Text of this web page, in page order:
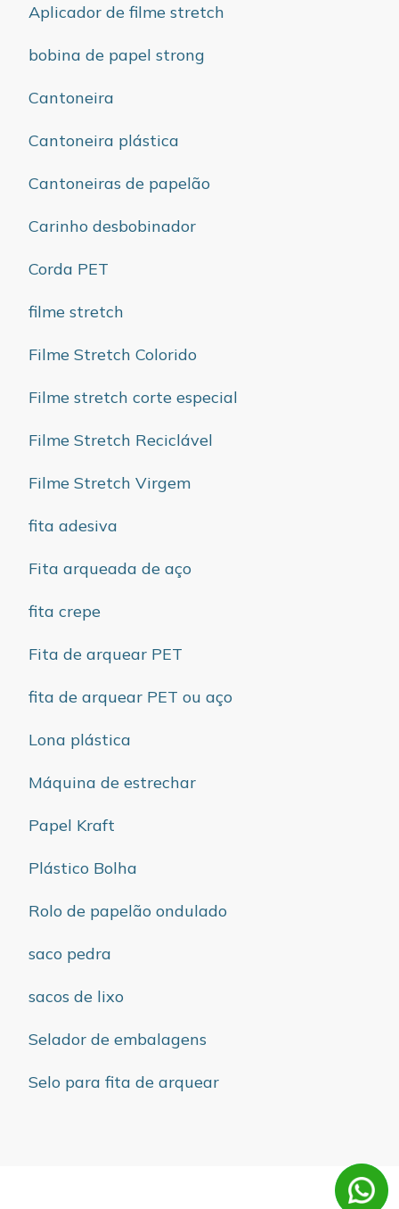
Aplicador de filme stretch
bobina de papel strong
Cantoneira
Cantoneira plástica
Cantoneiras de papelão
Carinho desbobinador
Corda PET
filme stretch
Filme Stretch Colorido
Filme stretch corte especial
Filme Stretch Reciclável
Filme Stretch Virgem
fita adesiva
Fita arqueada de aço
fita crepe
Fita de arquear PET
fita de arquear PET ou aço
Lona plástica
Máquina de estrechar
Papel Kraft
Plástico Bolha
Rolo de papelão ondulado
saco pedra
sacos de lixo
Selador de embalagens
Selo para fita de arquear